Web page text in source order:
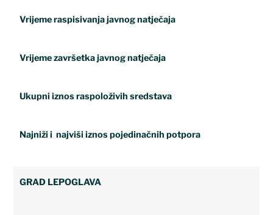
Vrijeme raspisivanja javnog natječaja
Vrijeme završetka javnog natječaja
Ukupni iznos raspoloživih sredstava
Najniži i najvišiiznos pojedinačnih potpora
GRAD LEPOGLAVA